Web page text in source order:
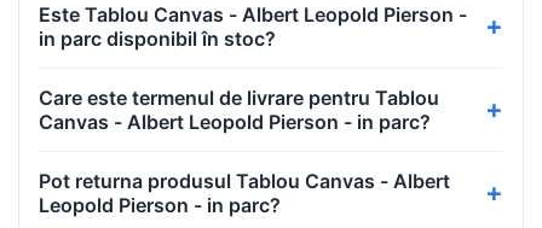
Este Tablou Canvas - Albert Leopold Pierson -
in parc disponibil în stoc?
Care este termenul de livrare pentru Tablou
Canvas - Albert Leopold Pierson - in parc?
Pot returna produsul Tablou Canvas - Albert
Leopold Pierson - in parc?